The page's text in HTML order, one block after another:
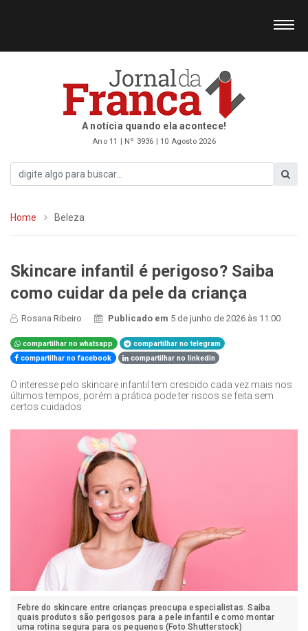
A notícia quando ela acontece!
Ano 11 | Nº 3936 | 10 Agosto 2026
Home Beleza
Skincare infantil é perigoso? Saiba
como cuidar da pele da criança
Rosana Ribeiro Publicado em 5 de junho de 2026 às 11:00
compartilhar no whatsapp
compartilhar no telegram
compartilhar no facebook
compartilhar no linkedin
O interesse pelo skincare infantil tem crescido cada vez mais nos
últimos tempos, porém a prática pode ter riscos se feita sem
certos cuidados
Febre do skincare entre crianças preocupa especialistas. Saiba
quais produtos são perigosos para a pele infantil e como montar
uma rotina segura para os pequenos (Foto Shutterstock)